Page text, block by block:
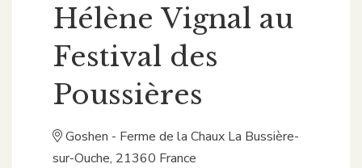
Hélène Vignal au
Festival des
Poussières
Goshen - Ferme de la Chaux La Bussière-
sur-Ouche, 21360 France